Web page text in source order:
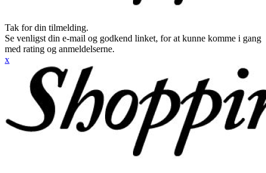
Tak for din tilmelding.
Se venligst din e-mail og godkend linket, for at kunne komme i gang
med rating og anmeldelserne.
x